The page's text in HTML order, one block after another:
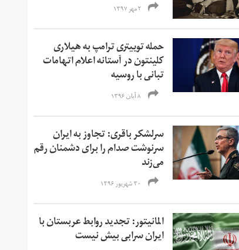
۲ مهر ۱۳۹۷
حمله توییتری ترامپ به هیلاری
کلینتون در آستانه اعلام اتهامات
تبانی با روسیه
۸ آبان ۱۳۹۶
سرلشکر باقری: تجاوز به ایران
سرنوشت صدام را برای دشمنان رقم
می‌زند
۳۰ شهریور ۱۳۹۶
المانیتور: تجدید روابط عربستان با
ایران سرابی بیش نیست